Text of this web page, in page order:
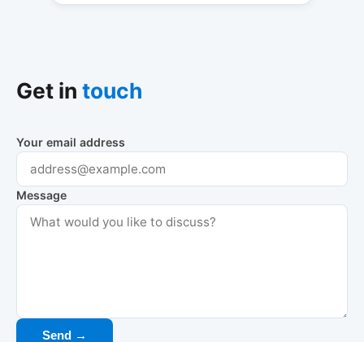
Get in touch
Your email address
Message
Send →